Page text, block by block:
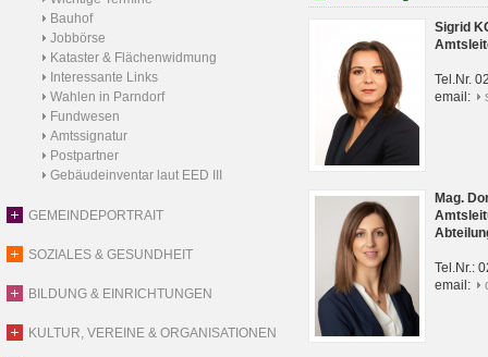
Bauhof
Jobbörse
Kataster & Flächenwidmung
Interessante Links
Wahlen in Parndorf
Fundwesen
Amtssignatur
Postpartner
Gebäudeinventar laut EED III
GEMEINDEPORTRAIT
SOZIALES & GESUNDHEIT
BILDUNG & EINRICHTUNGEN
KULTUR, VEREINE & ORGANISATIONEN
Sigrid
Tel.Nr.
email:
Mag.
Tel.Nr.:
email: